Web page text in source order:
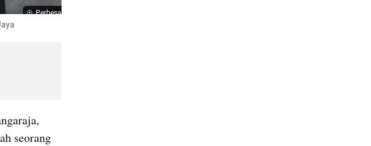
Perbesar
seorang